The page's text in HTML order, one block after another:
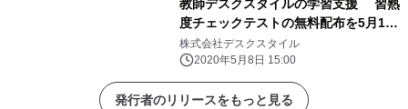
教師デスクスタイルの学習支援 習熟
度チェックテストの無料配布を5月1日
(金)より開始
株式会社デスクスタイル
2020年5月8日 15:00
発行者のリリースをもっと見る